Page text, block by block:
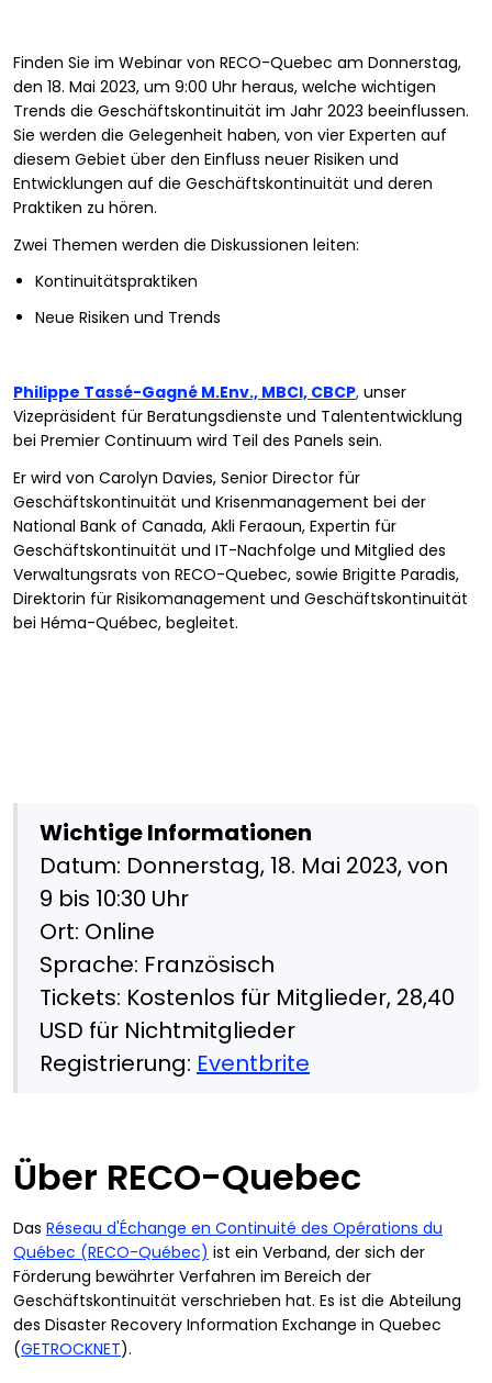
Finden Sie im Webinar von RECO-Quebec am Donnerstag,
den 18. Mai 2023, um 9:00 Uhr heraus, welche wichtigen
Trends die Geschäftskontinuität im Jahr 2023 beeinflussen.
Sie werden die Gelegenheit haben, von vier Experten auf
diesem Gebiet über den Einfluss neuer Risiken und
Entwicklungen auf die Geschäftskontinuität und deren
Praktiken zu hören.
Zwei Themen werden die Diskussionen leiten:
Kontinuitätspraktiken
Neue Risiken und Trends
Philippe Tassé-Gagné M.Env., MBCI, CBCP, unser
Vizepräsident für Beratungsdienste und Talententwicklung
bei Premier Continuum wird Teil des Panels sein.
Er wird von Carolyn Davies, Senior Director für
Geschäftskontinuität und Krisenmanagement bei der
National Bank of Canada, Akli Feraoun, Expertin für
Geschäftskontinuität und IT-Nachfolge und Mitglied des
Verwaltungsrats von RECO-Quebec, sowie Brigitte Paradis,
Direktorin für Risikomanagement und Geschäftskontinuität
bei Héma-Québec, begleitet.
Wichtige Informationen
Datum: Donnerstag, 18. Mai 2023, von
9 bis 10:30 Uhr
Ort: Online
Sprache: Französisch
Tickets: Kostenlos für Mitglieder, 28,40
USD für Nichtmitglieder
Registrierung: Eventbrite
Über RECO-Quebec
Das Réseau d'Échange en Continuité des Opérations du
Québec (RECO-Québec) ist ein Verband, der sich der
Förderung bewährter Verfahren im Bereich der
Geschäftskontinuität verschrieben hat. Es ist die Abteilung
des Disaster Recovery Information Exchange in Quebec
(GETROCKNET).